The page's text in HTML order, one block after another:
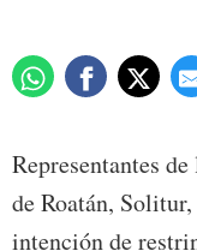
Representantes
de Roatán,
intención de